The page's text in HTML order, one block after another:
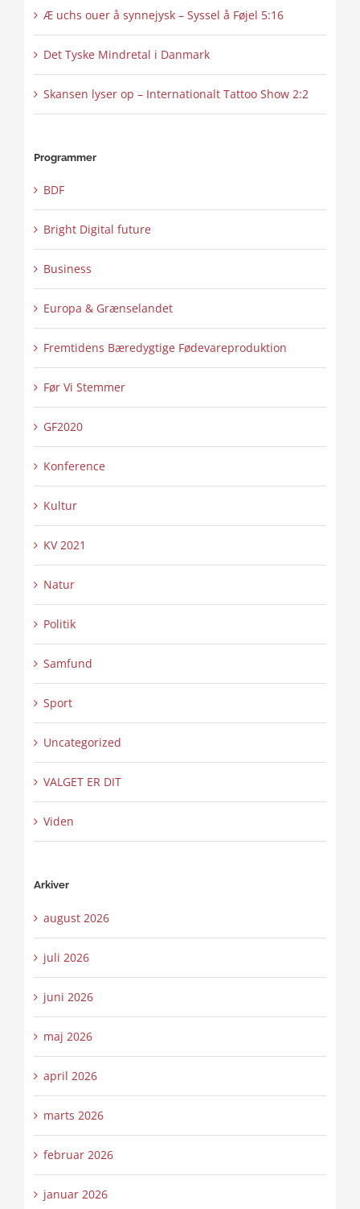
Æ uchs ouer å synnejysk – Syssel å Føjel 5:16
Det Tyske Mindretal i Danmark
Skansen lyser op – Internationalt Tattoo Show 2:2
Programmer
BDF
Bright Digital future
Business
Europa & Grænselandet
Fremtidens Bæredygtige Fødevareproduktion
Før Vi Stemmer
GF2020
Konference
Kultur
KV 2021
Natur
Politik
Samfund
Sport
Uncategorized
VALGET ER DIT
Viden
Arkiver
august 2026
juli 2026
juni 2026
maj 2026
april 2026
marts 2026
februar 2026
januar 2026